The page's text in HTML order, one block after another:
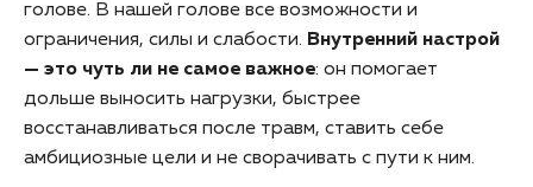
голове. В нашей голове все возможности и
ограничения, силы и слабости. Внутренний настрой
— это чуть ли не самое важное: он помогает
дольше выносить нагрузки, быстрее
восстанавливаться после травм, ставить себе
амбициозные цели и не сворачивать с пути к ним.